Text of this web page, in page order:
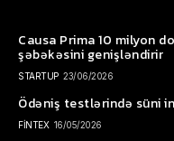
Causa Prima 10 milyon
şəbəkəsini genişləndirir
STARTUP 23/06/2026
Ödəniş testlərində süni
FİNTEX 16/05/2026